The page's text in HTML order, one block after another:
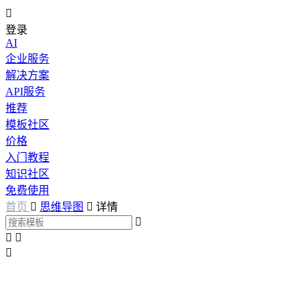

登录
AI
企业服务
解决方案
API服务
推荐
模板社区
价格
入门教程
知识社区
免费使用
首页  思维导图  详情

 
